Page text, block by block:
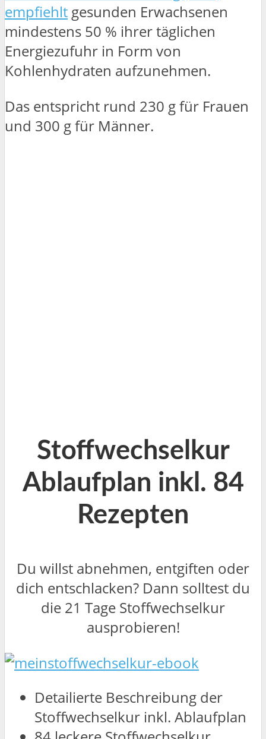
empfiehlt gesunden Erwachsenen
mindestens 50 % ihrer täglichen
Energiezufuhr in Form von
Kohlenhydraten aufzunehmen.
Das entspricht rund 230 g für Frauen
und 300 g für Männer.
Stoffwechselkur
Ablaufplan inkl. 84
Rezepten
Du willst abnehmen, entgiften oder
dich entschlacken? Dann solltest du
die 21 Tage Stoffwechselkur
ausprobieren!
Detailierte Beschreibung der
Stoffwechselkur inkl. Ablaufplan